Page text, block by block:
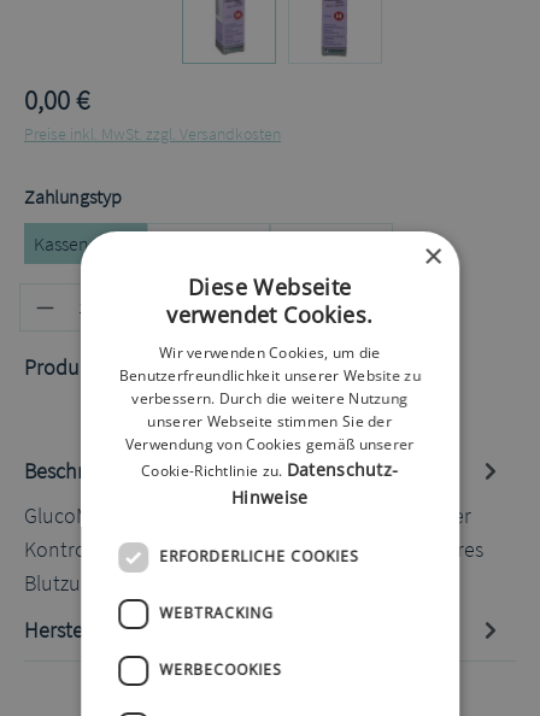
0,00 €
Preise inkl. MwSt. zzgl. Versandkosten
Zahlungstypauswählen
Kassenrezept
Produkt Anzahl: Gib den
In den Warenkorb
Produktnummer:50030005.1
Beschreibung
GlucoMen areo 2K Control H 2,5ml Mit Hilfe dieser
Kontrolllösung können sie die Funktionsweise Ihres
Blutzuckerm…
Hersteller-Informationen
×
Diese Webseite
verwendet Cookies.
Wir verwenden Cookies, um die
Benutzerfreundlichkeit unserer Website zu
verbessern. Durch die weitere Nutzung
unserer Webseite stimmen Sie der
Verwendung von Cookies gemäß unserer
Cookie-Richtlinie zu. Datenschutz-
Hinweise
ERFORDERLICHE COOKIES
WEBTRACKING
WERBECOOKIES